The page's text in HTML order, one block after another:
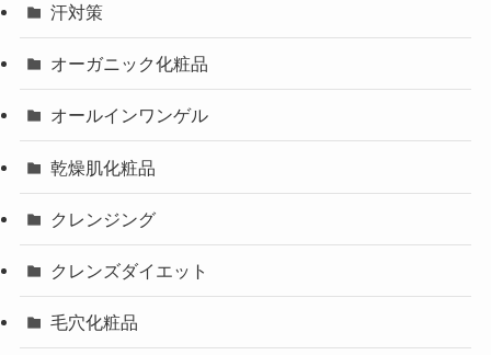
汗対策
オーガニック化粧品
オールインワンゲル
乾燥肌化粧品
クレンジング
クレンズダイエット
毛穴化粧品